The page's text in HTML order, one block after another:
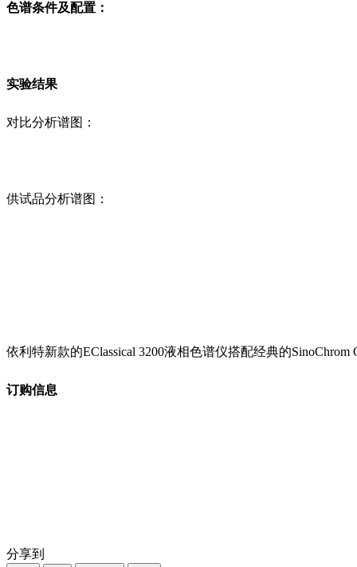
色谱条件及配置：
实验结果
对比分析谱图：
供试品分析谱图：
依利特新款的EClassical 3200液相色谱仪搭配经典的
订购信息
分享到